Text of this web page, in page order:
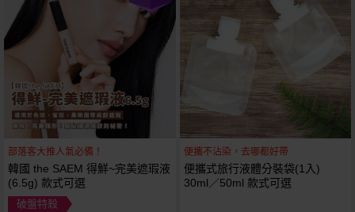
部落客大推人氣必備！
韓國 the SAEM 得鮮~完美遮瑕液
(6.5g) 款式可選
破盤特殺
便攜不沾染，去哪都好帶
便攜式旅行液體分裝袋(1入)
30ml／50ml 款式可選